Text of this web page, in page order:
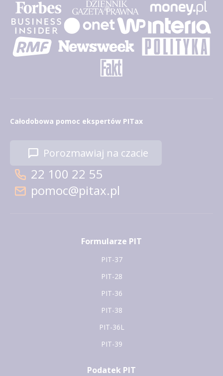
Całodobowa pomoc ekspertów PITax
Porozmawiaj na czacie
22 100 22 55
pomoc@pitax.pl
Formularze PIT
PIT-37
PIT-28
PIT-36
PIT-38
PIT-36L
PIT-39
Podatek PIT